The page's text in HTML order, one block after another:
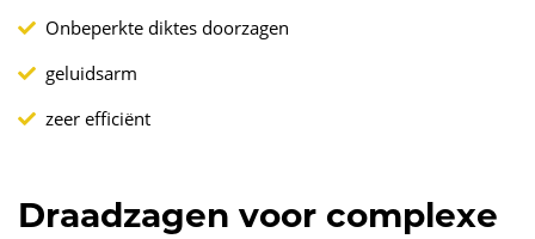
Onbeperkte diktes doorzagen
geluidsarm
zeer efficiënt
Draadzagen voor complexe